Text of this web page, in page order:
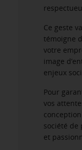
Ce geste
témoigne
votre
image
enjeux
Pour
vos
société de
et